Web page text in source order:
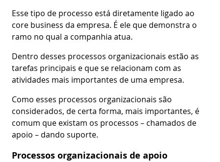
Esse tipo de processo está diretamente ligado ao
core business da empresa. É ele que demonstra o
ramo no qual a companhia atua.
Dentro desses processos organizacionais estão as
tarefas principais e que se relacionam com as
atividades mais importantes de uma empresa.
Como esses processos organizacionais são
considerados, de certa forma, mais importantes, é
comum que existam os processos – chamados de
apoio – dando suporte.
Processos organizacionais de apoio